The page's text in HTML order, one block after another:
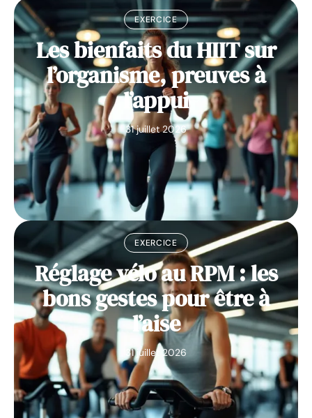
EXERCICE
Les bienfaits du HIIT sur
l’organisme, preuves à
l’appui
31 juillet 2026
EXERCICE
Réglage vélo au RPM : les
bons gestes pour être à
l’aise
31 juillet 2026